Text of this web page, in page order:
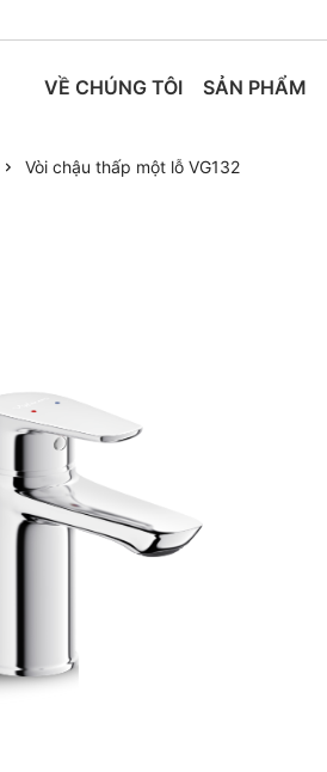
VỀ CHÚNG TÔI SẢN PHẨM
TIN TỨC
Vòi chậu thấp một lỗ VG132